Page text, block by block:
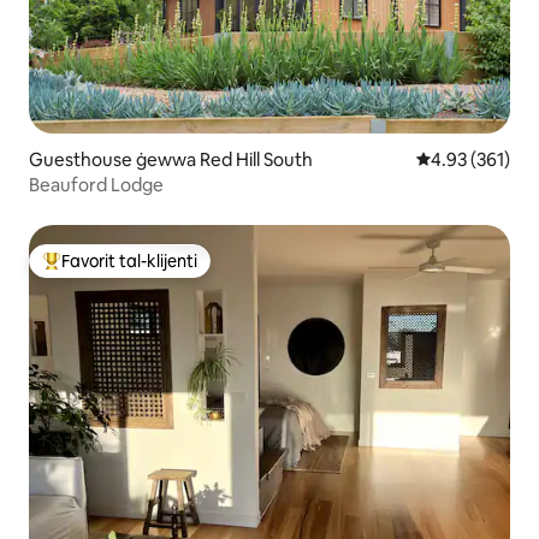
Guesthouse ġewwa Red Hill South Rating medju
4.93 (361)
Beauford Lodge
Wieħed mill-aqwa favoriti tal-klijenti
Favorit tal-klijenti